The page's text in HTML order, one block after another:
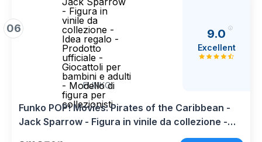
06
- Figura in
vinile da
collezione -
Idea regalo -
Prodotto
ufficiale -
Giocattoli per
bambini e adulti
- Modello di
figura per
collezionisti
FUNKO
9.0
Excellent
Funko POP! Movies: Pirates of the Caribbean -
Jack Sparrow - Figura in vinile da collezione -
Idea regalo - Prodotto ufficiale - Giocattoli per